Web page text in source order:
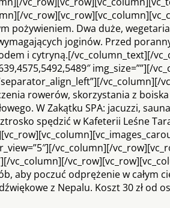
pożywieniem. Dwa duże,
joginów. Przed
i cytryną.[/vc_column_text][/
img_size=””][/
vc_column][/
rowerów, skorzystania z
W Zakątku SPA: jacuzzi,
spędzić w Kafeterii Leśne
vc_column][/
vc_column][/
aby poczuć odprężenie w całym
z Nepalu. Koszt 30 zł od